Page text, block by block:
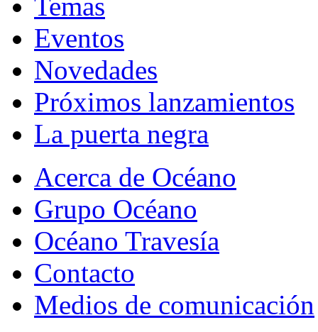
Temas
Eventos
Novedades
Próximos lanzamientos
La puerta negra
Acerca de Océano
Grupo Océano
Océano Travesía
Contacto
Medios de comunicación